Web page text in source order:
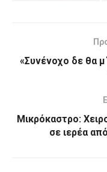
«Συνένοχο δε θα
Μικρόκαστρο:
σε ιερέα